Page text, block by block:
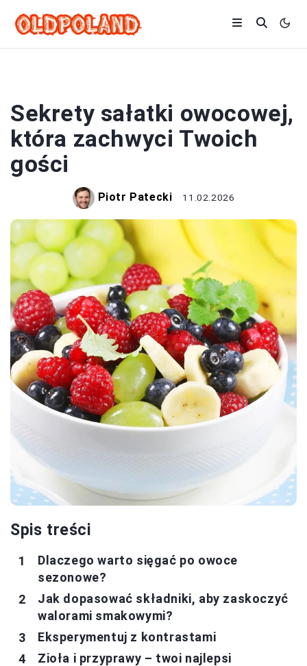
Sekrety sałatki owocowej,
która zachwyci Twoich
gości
Piotr Patecki 11.02.2026
Spis treści
Dlaczego warto sięgać po owoce
sezonowe?
Jak dopasować składniki, aby zaskoczyć
walorami smakowymi?
Eksperymentuj z kontrastami
Zioła i przyprawy – twoi najlepsi